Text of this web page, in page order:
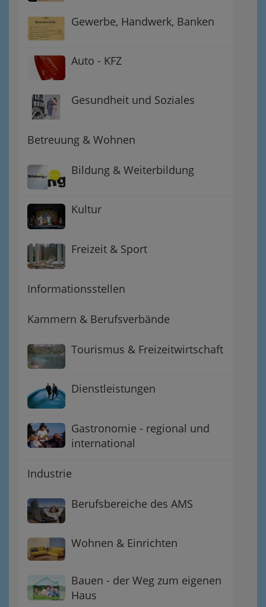
Gewerbe, Handwerk, Banken
Auto - KFZ
Gesundheit und Soziales
Betreuung & Wohnen
Bildung & Weiterbildung
Kultur
Freizeit & Sport
Informationsstellen
Kammern & Berufsverbände
Tourismus & Freizeitwirtschaft
Dienstleistungen
Gastronomie - regional und
international
Industrie
Berufsbereiche des AMS
Wohnen & Einrichten
Bauen - der Weg zum eigenen
Haus